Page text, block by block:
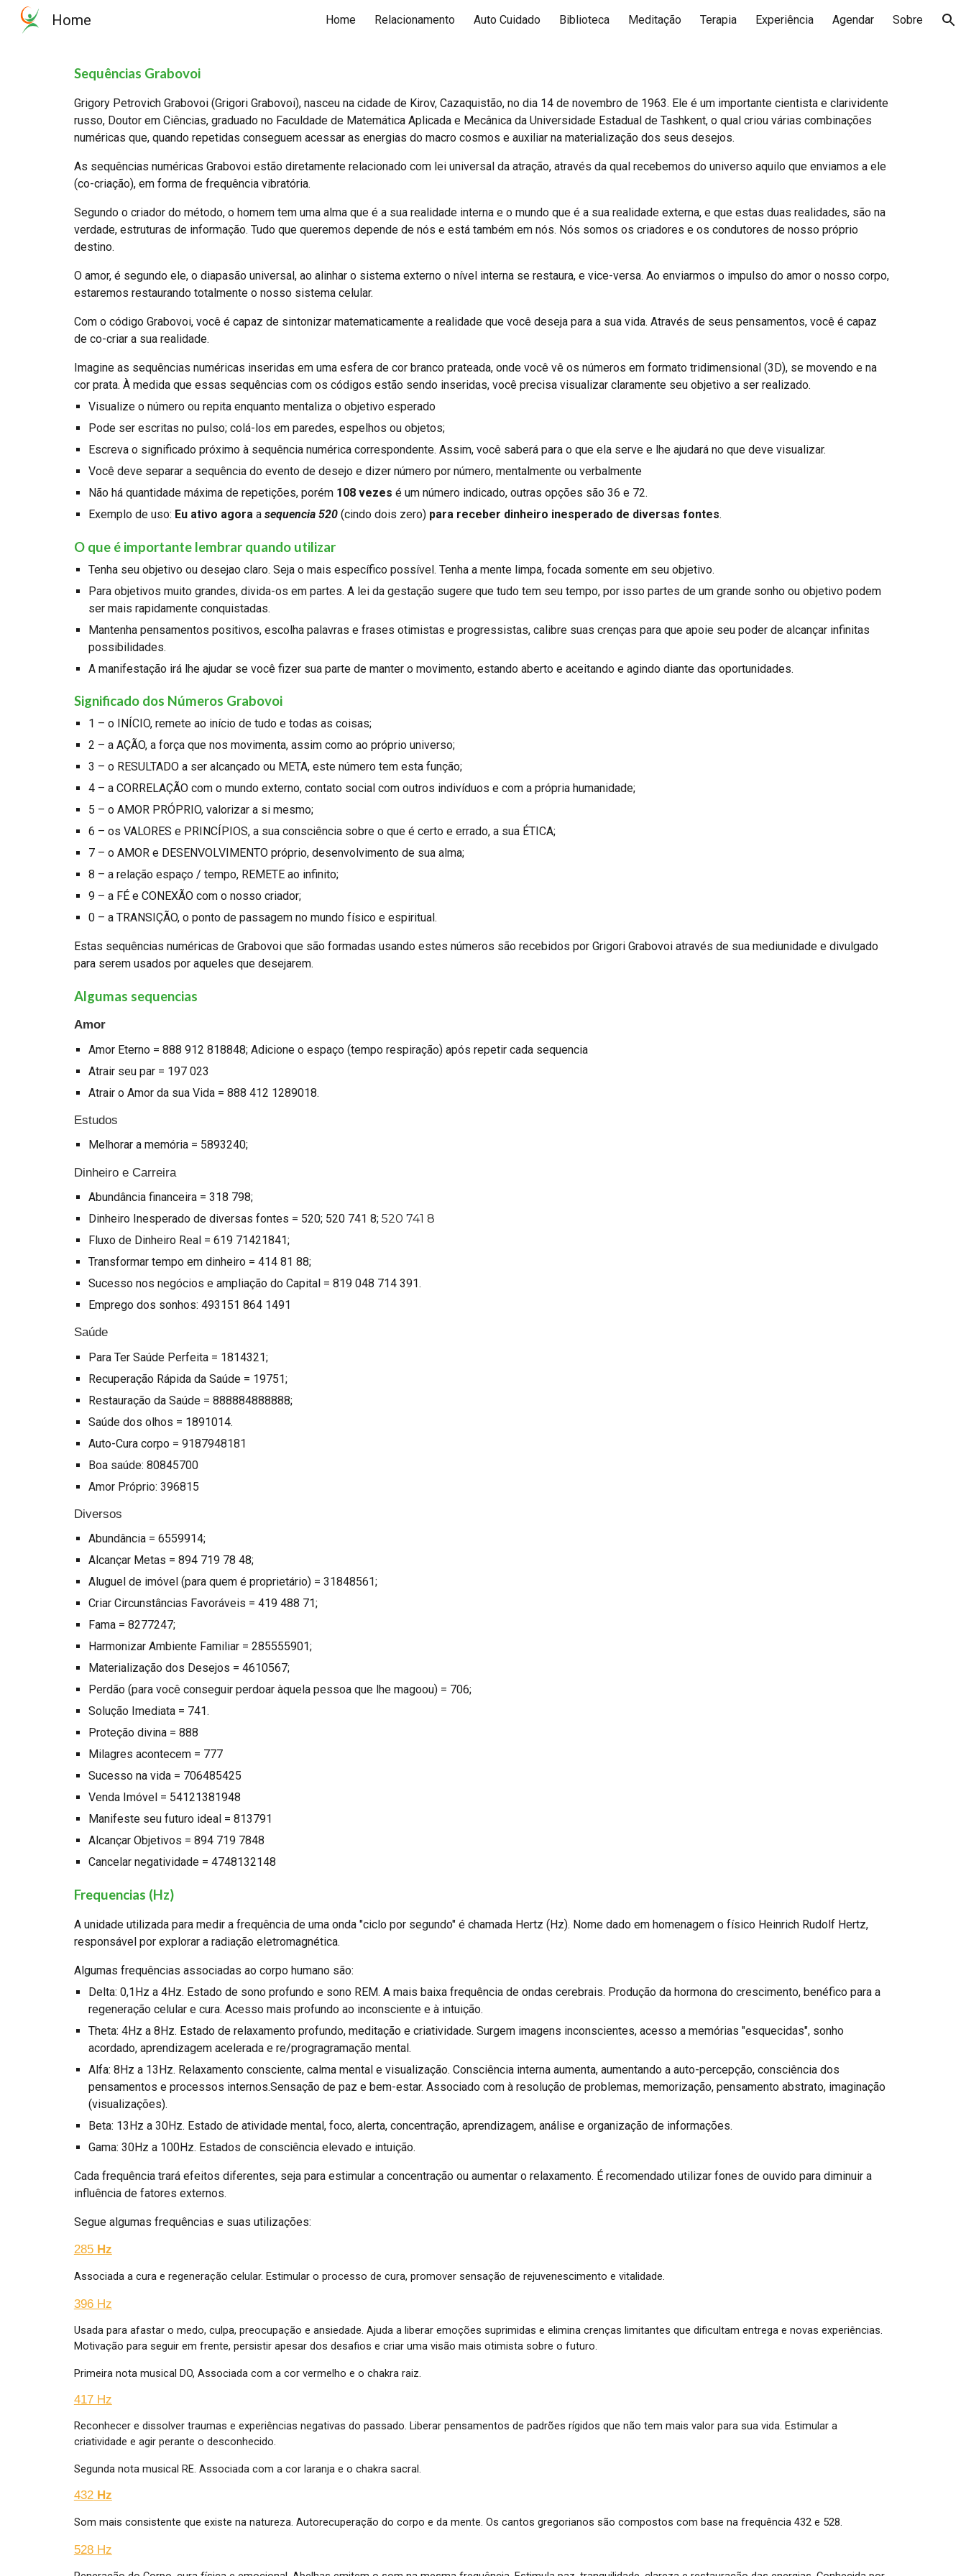
Skip to main content Skip to navigation
Home Home Relacionamento Auto Cuidado Biblioteca Meditação Terapia Experiência Agendar Sobre
Sequências Grabovoi
Grigory Petrovich Grabovoi (Grigori Grabovoi), nasceu na cidade de Kirov, Cazaquistão, no dia 14 de novembro de 1963. Ele é um importante cientista e clarividente
russo, Doutor em Ciências, graduado no Faculdade de Matemática Aplicada e Mecânica da Universidade Estadual de Tashkent, o qual criou várias combinações
numéricas que, quando repetidas conseguem acessar as energias do macro cosmos e auxiliar na materialização dos seus desejos.
As sequências numéricas Grabovoi estão diretamente relacionado com lei universal da atração, através da qual recebemos do universo aquilo que enviamos a ele
(co-criação), em forma de frequência vibratória.
Segundo o criador do método, o homem tem uma alma que é a sua realidade interna e o mundo que é a sua realidade externa, e que estas duas realidades, são na
verdade, estruturas de informação. Tudo que queremos depende de nós e está também em nós. Nós somos os criadores e os condutores de nosso próprio
destino.
O amor, é segundo ele, o diapasão universal, ao alinhar o sistema externo o nível interna se restaura, e vice-versa. Ao enviarmos o impulso do amor o nosso corpo,
estaremos restaurando totalmente o nosso sistema celular.
Com o código Grabovoi, você é capaz de sintonizar matematicamente a realidade que você deseja para a sua vida. Através de seus pensamentos, você é capaz
de co-criar a sua realidade.
Imagine as sequências numéricas inseridas em uma esfera de cor branco prateada, onde você vê os números em formato tridimensional (3D), se movendo e na
cor prata. À medida que essas sequências com os códigos estão sendo inseridas, você precisa visualizar claramente seu objetivo a ser realizado.
Visualize o número ou repita enquanto mentaliza o objetivo esperado
Pode ser escritas no pulso; colá-los em paredes, espelhos ou objetos;
Escreva o significado próximo à sequência numérica correspondente. Assim, você saberá para o que ela serve e lhe ajudará no que deve visualizar.
Você deve separar a sequência do evento de desejo e dizer número por número, mentalmente ou verbalmente
Não há quantidade máxima de repetições, porém 108 vezes é um número indicado, outras opções são 36 e 72.
Exemplo de uso: Eu ativo agora a sequencia 520(cindo dois zero) para receber dinheiro inesperado de diversas fontes.
O que é importante lembrar quando utilizar
Tenha seu objetivo ou desejao claro. Seja o mais específico possível. Tenha a mente limpa, focada somente em seu objetivo.
Para objetivos muito grandes, divida-os em partes. A lei da gestação sugere que tudo tem seu tempo, por isso partes de um grande sonho ou objetivo podem
ser mais rapidamente conquistadas.
Mantenha pensamentos positivos, escolha palavras e frases otimistas e progressistas, calibre suas crenças para que apoie seu poder de alcançar infinitas
possibilidades.
A manifestação irá lhe ajudar se você fizer sua parte de manter o movimento, estando aberto e aceitando e agindo diante das oportunidades.
Significado dos Números Grabovoi
1 – o INÍCIO, remete ao início de tudo e todas as coisas;
2 – a AÇÃO, a força que nos movimenta, assim como ao próprio universo;
3 – o RESULTADO a ser alcançado ou META, este número tem esta função;
4 – a CORRELAÇÃO com o mundo externo, contato social com outros indivíduos e com a própria humanidade;
5 – o AMOR PRÓPRIO, valorizar a si mesmo;
6 – os VALORES e PRINCÍPIOS, a sua consciência sobre o que é certo e errado, a sua ÉTICA;
7 – o AMOR e DESENVOLVIMENTO próprio, desenvolvimento de sua alma;
8 – a relação espaço / tempo, REMETE ao infinito;
9 – a FÉ e CONEXÃO com o nosso criador;
0 – a TRANSIÇÃO, o ponto de passagem no mundo físico e espiritual.
Estas sequências numéricas de Grabovoi que são formadas usando estes números são recebidos por Grigori Grabovoi através de sua mediunidade e divulgado
para serem usados por aqueles que desejarem.
Algumas sequencias
Amor
Amor Eterno = 888 912 818848; Adicione o espaço (tempo respiração) após repetir cada sequencia
Atrair seu par = 197 023
Atrair o Amor da sua Vida = 888 412 1289018.
Estudos
Melhorar a memória = 5893240;
Dinheiro e Carreira
Abundância financeira = 318 798;
Dinheiro Inesperado de diversas fontes = 520; 520 741 8; 520 741 8
Fluxo de Dinheiro Real = 619 71421841;
Transformar tempo em dinheiro = 414 81 88;
Sucesso nos negócios e ampliação do Capital = 819 048 714 391.
Emprego dos sonhos: 493151 864 1491
Saúde
Para Ter Saúde Perfeita = 1814321;
Recuperação Rápida da Saúde = 19751;
Restauração da Saúde = 888884888888;
Saúde dos olhos = 1891014.
Auto-Cura corpo = 9187948181
Boa saúde: 80845700
Amor Próprio: 396815
Diversos
Abundância = 6559914;
Alcançar Metas = 894 719 78 48;
Aluguel de imóvel (para quem é proprietário) = 31848561;
Criar Circunstâncias Favoráveis = 419 488 71;
Fama = 8277247;
Harmonizar Ambiente Familiar = 285555901;
Materialização dos Desejos = 4610567;
Perdão (para você conseguir perdoar àquela pessoa que lhe magoou) = 706;
Solução Imediata = 741.
Proteção divina = 888
Milagres acontecem = 777
Sucesso na vida = 706485425
Venda Imóvel = 54121381948
Manifeste seu futuro ideal = 813791
Alcançar Objetivos = 894 719 7848
Cancelar negatividade = 4748132148
Frequencias (Hz)
A unidade utilizada para medir a frequência de uma onda "ciclo por segundo" é chamada Hertz (Hz). Nome dado em homenagem o físico Heinrich Rudolf Hertz,
responsável por explorar a radiação eletromagnética.
Algumas frequências associadas ao corpo humano são:
Delta: 0,1Hz a 4Hz. Estado de sono profundo e sono REM. A mais baixa frequência de ondas cerebrais. Produção da hormona do crescimento, benéfico para a
regeneração celular e cura. Acesso mais profundo ao inconsciente e à intuição.
Theta: 4Hz a 8Hz. Estado de relaxamento profundo, meditação e criatividade. Surgem imagens inconscientes, acesso a memórias "esquecidas", sonho
acordado, aprendizagem acelerada e re/progragramação mental.
Alfa: 8Hz a 13Hz. Relaxamento consciente, calma mental e visualização. Consciência interna aumenta, aumentando a auto-percepção, consciência dos
pensamentos e processos internos.Sensação de paz e bem-estar. Associado com à resolução de problemas, memorização, pensamento abstrato, imaginação
(visualizações).
Beta: 13Hz a 30Hz. Estado de atividade mental, foco, alerta, concentração, aprendizagem, análise e organização de informações.
Gama: 30Hz a 100Hz. Estados de consciência elevado e intuição.
Cada frequência trará efeitos diferentes, seja para estimular a concentração ou aumentar o relaxamento. É recomendado utilizar fones de ouvido para diminuir a
influência de fatores externos.
Segue algumas frequências e suas utilizações:
285Hz
Associada a cura e regeneração celular. Estimular o processo de cura, promover sensação de rejuvenescimento e vitalidade.
396 Hz
Usada para afastar o medo, culpa, preocupação e ansiedade. Ajuda a liberar emoções suprimidas e elimina crenças limitantes que dificultam entrega e novas experiências.
Motivação para seguir em frente, persistir apesar dos desafios e criar uma visão mais otimista sobre o futuro.
Primeira nota musical DO, Associada com a cor vermelho e o chakra raiz.
417 Hz
Reconhecer e dissolver traumas e experiências negativas do passado. Liberar pensamentos de padrões rígidos que não tem mais valor para sua vida. Estimular a
criatividade e agir perante o desconhecido.
Segunda nota musical RE. Associada com a cor laranja e o chakra sacral.
432Hz
Som mais consistente que existe na natureza. Autorecuperação do corpo e da mente. Os cantos gregorianos são compostos com base na frequência 432 e 528.
528 Hz